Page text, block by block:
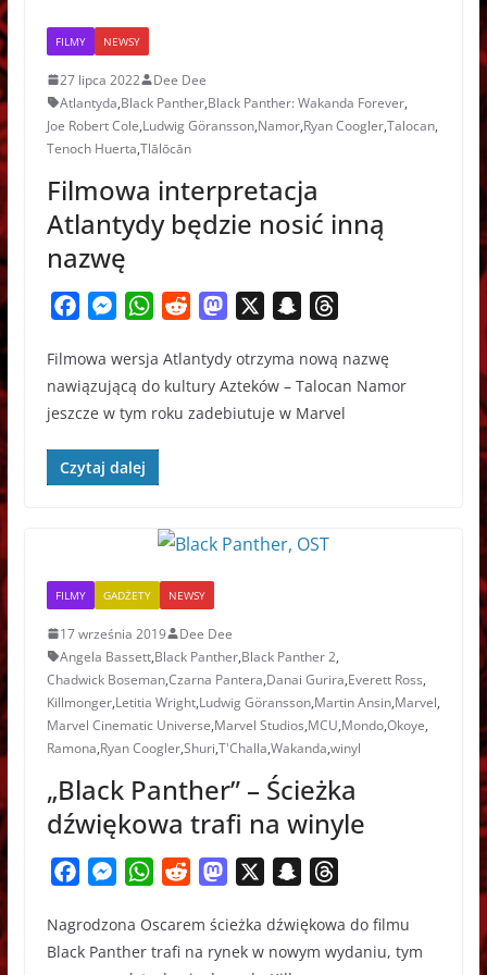
FILMY NEWSY
27 lipca 2022
Dee Dee
Atlantyda,Black Panther,Black Panther: Wakanda Forever,
Joe Robert Cole,Ludwig Göransson,Namor,Ryan Coogler,Talocan,
Tenoch Huerta,Tlālōcān
Filmowa interpretacja
Atlantydy będzie nosić inną
nazwę
c
e
b
o
o
M
s
s
e
n
g
W
a
t
s
A
d
d
i
M
s
t
o
a
p
c
r
e
a
Filmowa wersja Atlantydy otrzyma nową nazwę
nawiązującą do kultury Azteków – Talocan Namor
jeszcze w tym roku zadebiutuje w Marvel
Czytaj dalej
FILMY GADŻETY NEWSY
17 września 2019
Dee Dee
Angela Bassett,Black Panther,Black Panther 2,
Chadwick Boseman,Czarna Pantera,Danai Gurira,Everett Ross,
Killmonger,Letitia Wright,Ludwig Göransson,Martin Ansin,Marvel,
Marvel Cinematic Universe,Marvel Studios,MCU,Mondo,Okoye,
Ramona,Ryan Coogler,Shuri,T'Challa,Wakanda,winyl
„Black Panther” – Ścieżka
dźwiękowa trafi na winyle
c
e
M
s
s
W
a
t
d
d
M
s
t
a
p
r
e
Nagrodzona Oscarem ścieżka dźwiękowa do filmu
Black Panther trafi na rynek w nowym wydaniu, tym